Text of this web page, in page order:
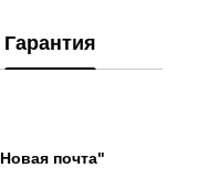
Гарантия
почта"